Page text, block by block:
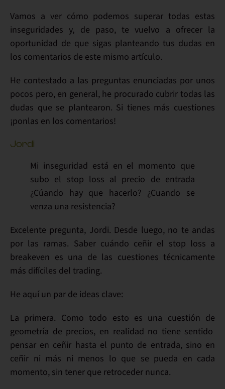
Vamos a ver cómo podemos superar todas estas
inseguridades y, de paso, te vuelvo a ofrecer la
oportunidad de que sigas planteando tus dudas en
los comentarios de este mismo artículo.
He contestado a las preguntas enunciadas por unos
pocos pero, en general, he procurado cubrir todas las
dudas que se plantearon. Si tienes más cuestiones
¡ponlas en los comentarios!
Jordi
Mi inseguridad está en el momento que
subo el stop loss al precio de entrada
¿Cúando hay que hacerlo? ¿Cuando se
venza una resistencia?
Excelente pregunta, Jordi. Desde luego, no te andas
por las ramas. Saber cuándo ceñir el stop loss a
breakeven es una de las cuestiones técnicamente
más difíciles del trading.
He aquí un par de ideas clave:
La primera. Como todo esto es una cuestión de
geometría de precios, en realidad no tiene sentido
pensar en ceñir hasta el punto de entrada, sino en
ceñir ni más ni menos lo que se pueda en cada
momento, sin tener que retroceder nunca.